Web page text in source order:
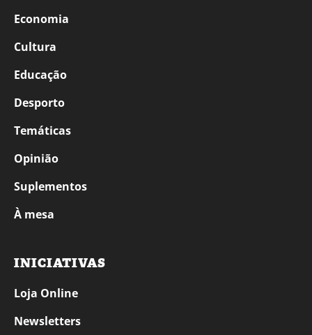
Economia
Cultura
Educação
Desporto
Temáticas
Opinião
Suplementos
À mesa
INICIATIVAS
Loja Online
Newsletters